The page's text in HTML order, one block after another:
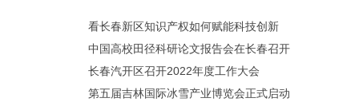
看长春新区知识产权如何赋能科技创新
中国高校田径科研论文报告会在长春召开
长春汽开区召开2022年度工作大会
第五届吉林国际冰雪产业博览会正式启动